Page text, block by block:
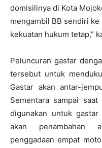
domisilinya di Kota
mengambil BB sendiri
kekuatan hukum tetap,”
Peluncuran gastar
tersebut untuk
Gastar akan antar-
Sementara sampai
digunakan untuk
akan penambahan
penggadaan empat